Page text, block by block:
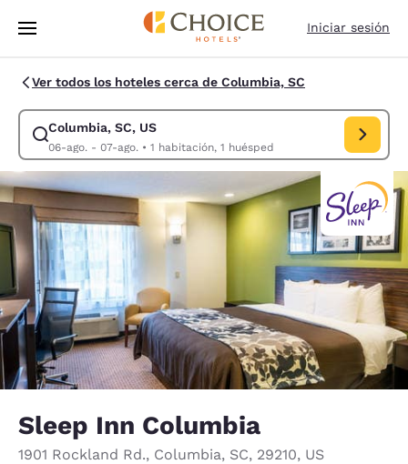
Pasar A Contenido Principal
Iniciar sesión
Ver todos los hoteles cerca de Columbia, SC
Columbia, SC, US
06-ago. - 07-ago.• 1 habitación, 1 huésped
Modificar la búsqueda de Columbia, SC, US. Fecha de check-in 06-
Sleep Inn Columbia
1901 Rockland Rd., Columbia, SC, 29210, US